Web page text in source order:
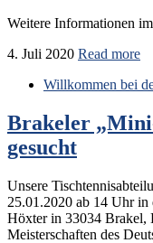
Weitere Informationen im
4. Juli 2020 Read more
Willkommen bei
Brakeler
gesucht
Unsere
25.01.2020 ab 14 Uhr
Höxter in 33034 Brakel,
Meisterschaften des